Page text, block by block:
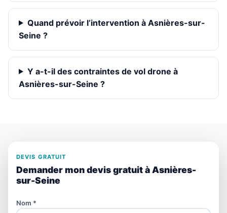
Quand prévoir l’intervention à Asnières-sur-
Seine ?
Y a-t-il des contraintes de vol drone à
Asnières-sur-Seine ?
DEVIS GRATUIT
Demander mon devis gratuit à Asnières-
sur-Seine
Nom *